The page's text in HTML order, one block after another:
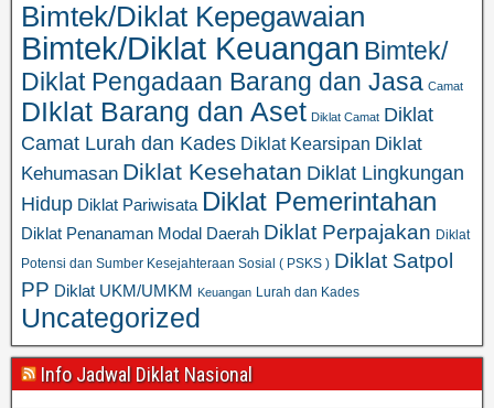
Bimtek/Diklat Kepegawaian
Bimtek/Diklat Keuangan Bimtek/
Diklat Pengadaan Barang dan Jasa Camat
DIklat Barang dan Aset Diklat Camat Diklat
Camat Lurah dan Kades Diklat Kearsipan Diklat
Kehumasan Diklat Kesehatan Diklat Lingkungan
Hidup Diklat Pariwisata Diklat Pemerintahan
Diklat Penanaman Modal Daerah Diklat Perpajakan Diklat
Potensi dan Sumber Kesejahteraan Sosial ( PSKS ) Diklat Satpol
PP Diklat UKM/UMKM Keuangan Lurah dan Kades
Uncategorized
Info Jadwal Diklat Nasional